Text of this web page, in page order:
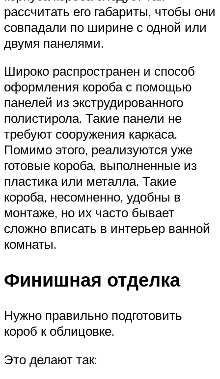
рассчитать его габариты, чтобы они
совпадали по ширине с одной или
двумя панелями.
Широко распространен и способ
оформления короба с помощью
панелей из экструдированного
полистирола. Такие панели не
требуют сооружения каркаса.
Помимо этого, реализуются уже
готовые короба, выполненные из
пластика или металла. Такие
короба, несомненно, удобны в
монтаже, но их часто бывает
сложно вписать в интерьер ванной
комнаты.
Финишная отделка
Нужно правильно подготовить
короб к облицовке.
Это делают так: